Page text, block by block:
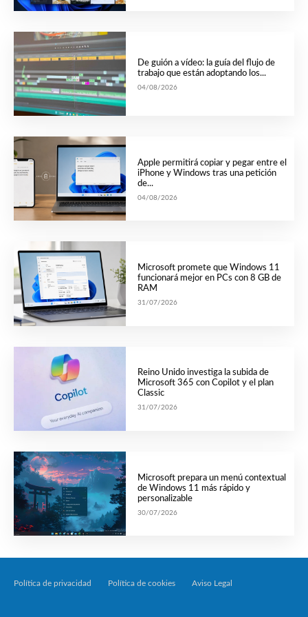
De guión a vídeo: la guía del flujo de
trabajo que están adoptando los...
04/08/2026
Apple permitirá copiar y pegar entre el
iPhone y Windows tras una petición
de...
04/08/2026
Microsoft promete que Windows 11
funcionará mejor en PCs con 8 GB de
RAM
31/07/2026
Reino Unido investiga la subida de
Microsoft 365 con Copilot y el plan
Classic
31/07/2026
Microsoft prepara un menú contextual
de Windows 11 más rápido y
personalizable
30/07/2026
Política de privacidad Política de cookies Aviso Legal